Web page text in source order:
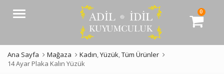
Menü 0
Ana Sayfa Mağaza Kadın,Yüzük,Tüm Ürünler
14 Ayar Plaka Kalın Yüzük